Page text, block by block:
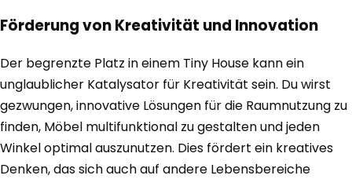
Förderung von Kreativität und Innovation
Der begrenzte Platz in einem Tiny House kann ein
unglaublicher Katalysator für Kreativität sein. Du wirst
gezwungen, innovative Lösungen für die Raumnutzung zu
finden, Möbel multifunktional zu gestalten und jeden
Winkel optimal auszunutzen. Dies fördert ein kreatives
Denken, das sich auch auf andere Lebensbereiche